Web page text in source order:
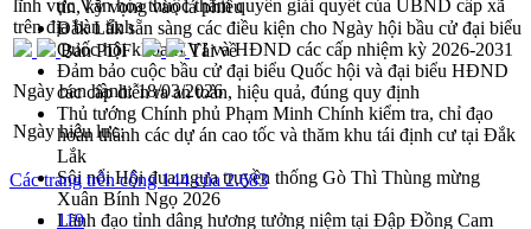
tin, kỳ vọng vào lá phiếu
Đắk Lắk sẵn sàng các điều kiện cho Ngày hội bầu cử đại biểu
Quốc hội khóa XVI và HĐND các cấp nhiệm kỳ 2026-2031
Đảm bảo cuộc bầu cử đại biểu Quốc hội và đại biểu HĐND
các cấp diễn ra an toàn, hiệu quả, đúng quy định
Thủ tướng Chính phủ Phạm Minh Chính kiểm tra, chỉ đạo
hoàn thành các dự án cao tốc và thăm khu tái định cư tại Đắk
Lắk
Sôi nổi Hội đua ngựa truyền thống Gò Thì Thùng mừng
Xuân Bính Ngọ 2026
Lãnh đạo tỉnh dâng hương tưởng niệm tại Đập Đồng Cam
lĩnh vực Văn hóa thuộc thẩm quyền giải quyết của UBND cấp xã
trên địa bàn tỉnh
Bản PDF
Tải về
Ngày ban hành:18/03/2026
Ngày hiệu lực:
Các trang trên cổng 144 của 2.683
119